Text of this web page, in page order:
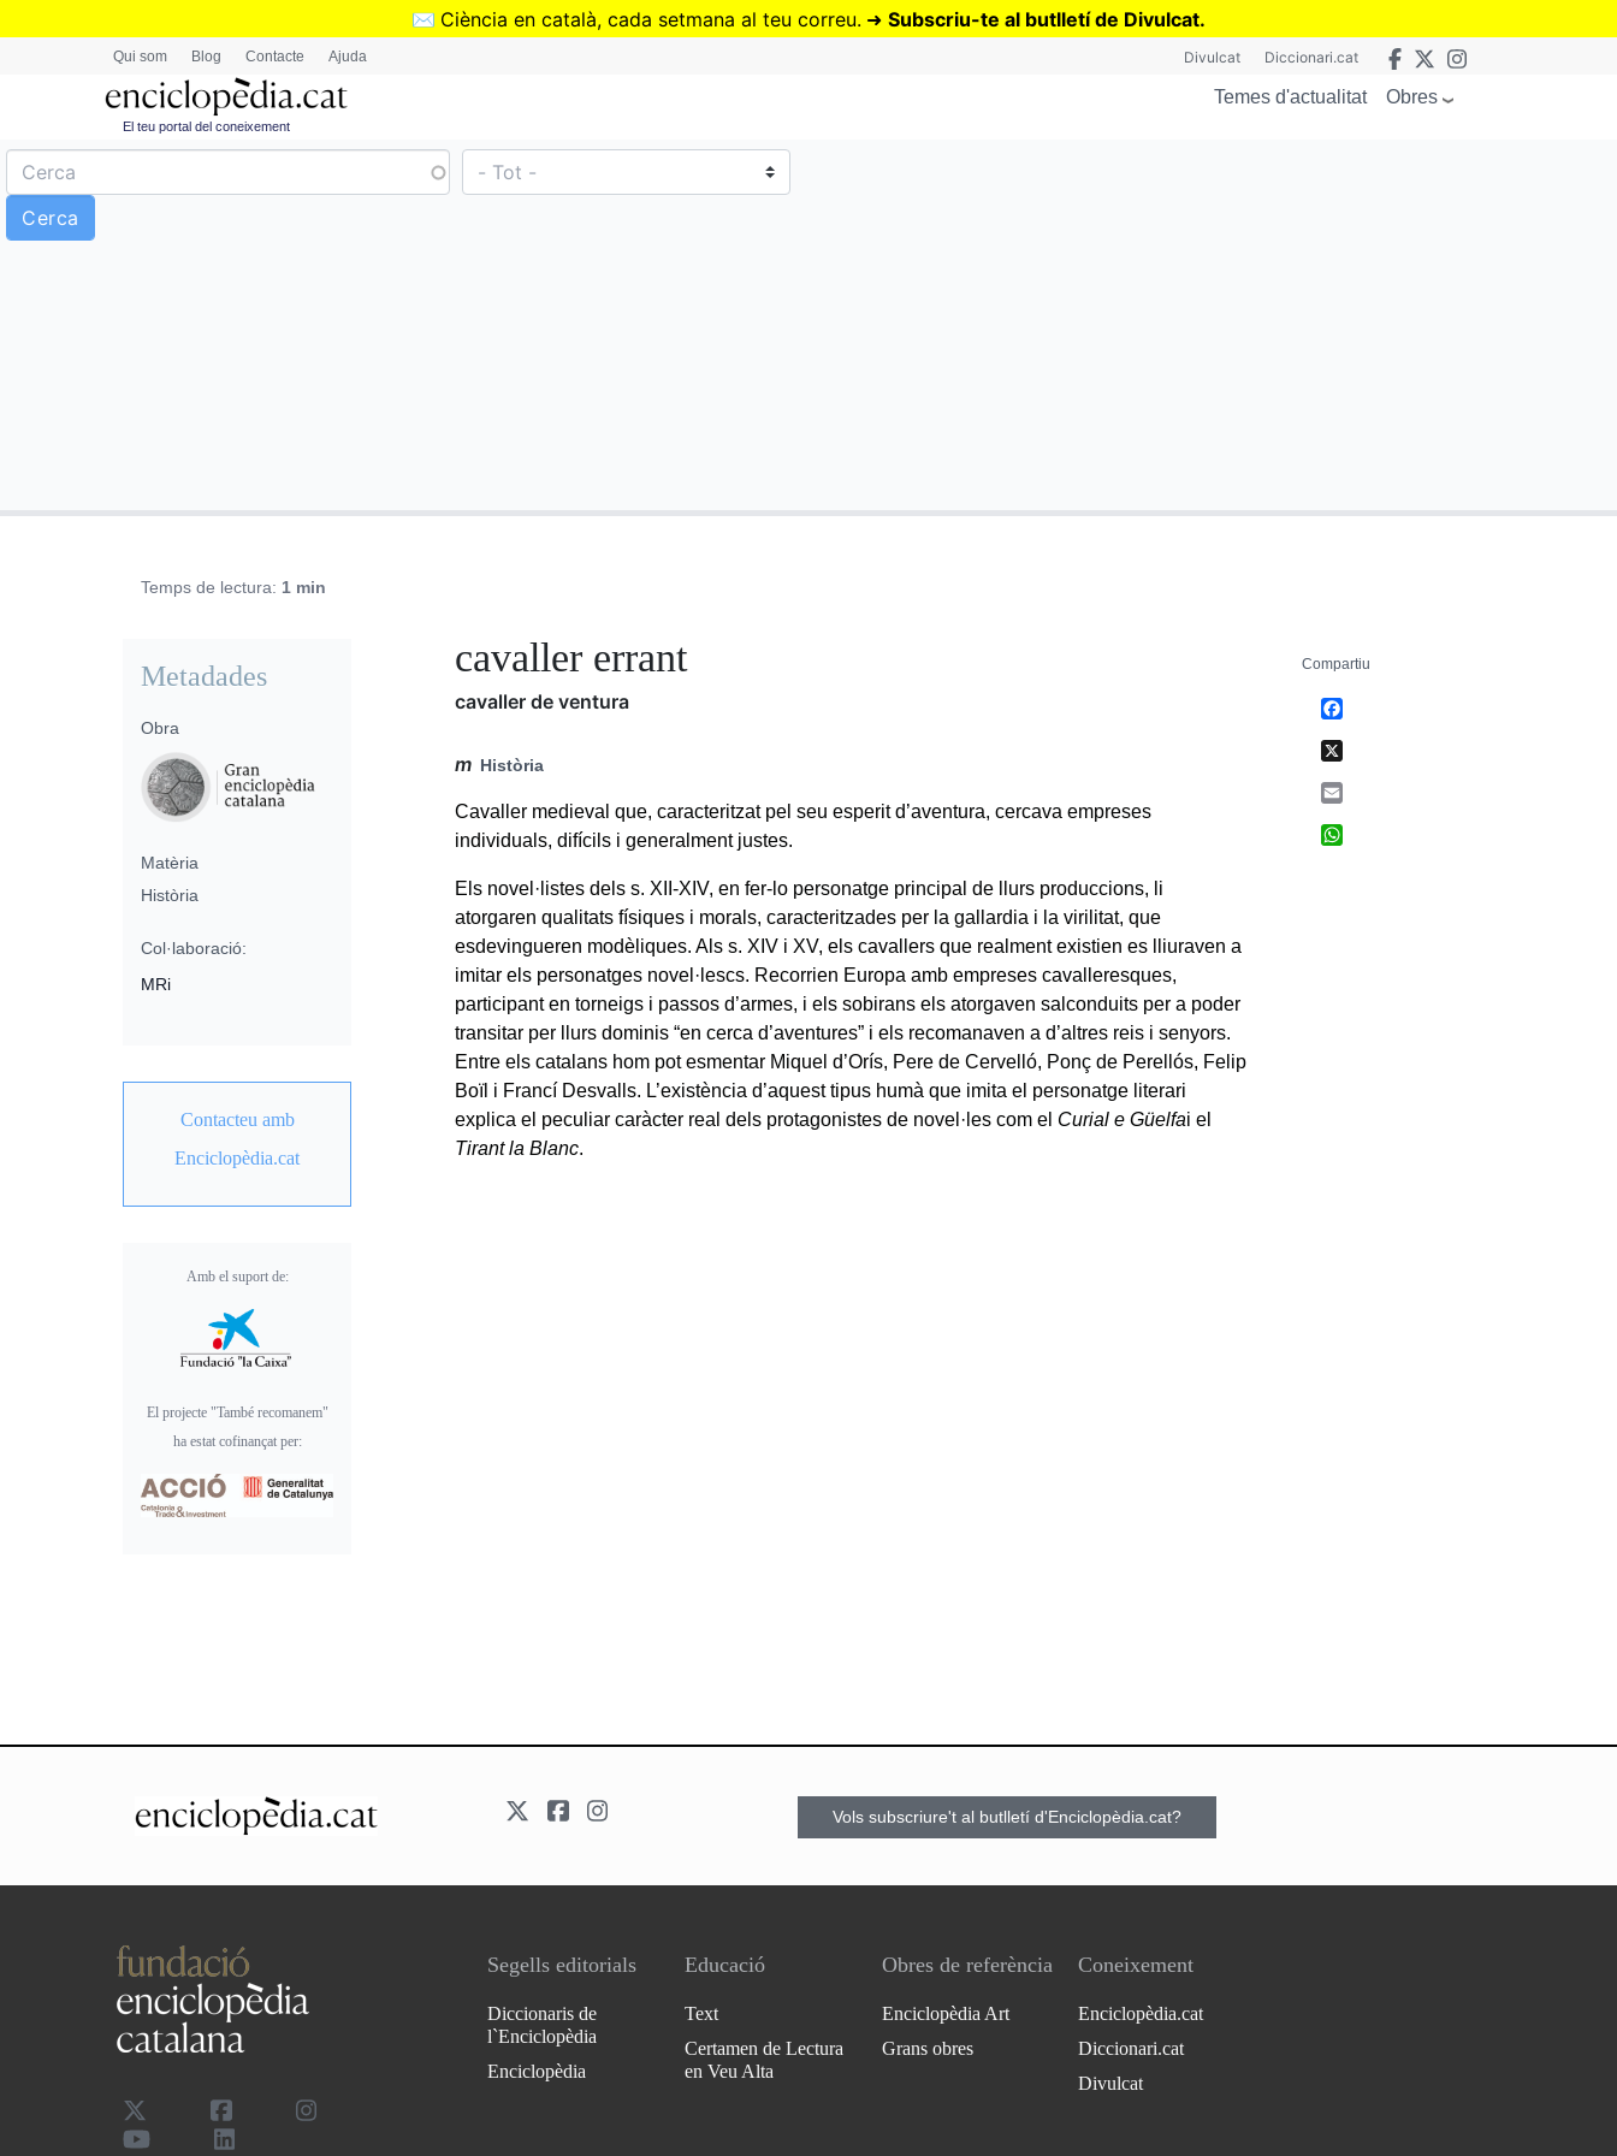
Vés
✉️ Ciència en català, cada setmana al teu correu. ➜ Subscriu-te al butlletí de Divulcat.
Qui som Blog Contacte Ajuda Divulcat Diccionari.cat
El teu portal del coneixement
Temes d'actualitat Obres
Temps de lectura: 1 min
cavaller errant
cavaller de ventura
m Història
Cavaller medieval que, caracteritzat pel seu esperit d’aventura, cercava empreses
individuals, difícils i generalment justes.
Els novel·listes dels s. XII-XIV, en fer-lo personatge principal de llurs produccions, li
atorgaren qualitats físiques i morals, caracteritzades per la gallardia i la virilitat, que
esdevingueren modèliques. Als s. XIV i XV, els cavallers que realment existien es lliuraven a
imitar els personatges novel·lescs. Recorrien Europa amb empreses cavalleresques,
participant en torneigs i passos d’armes, i els sobirans els atorgaven salconduits per a poder
transitar per llurs dominis “en cerca d’aventures” i els recomanaven a d’altres reis i senyors.
Entre els catalans hom pot esmentar Miquel d’Orís, Pere de Cervelló, Ponç de Perellós, Felip
Boïl i Francí Desvalls. L’existència d’aquest tipus humà que imita el personatge literari
explica el peculiar caràcter real dels protagonistes de novel·les com el Curial e Güelfai el
Tirant la Blanc.
Metadades
Obra
Matèria
Història
Col·laboració:
MRi
Contacteu amb
Enciclopèdia.cat
Amb el suport de:
El projecte "També recomanem"
ha estat cofinançat per:
Compartiu
Vols subscriure't al butlletí d'Enciclopèdia.cat?
Segells editorials
Diccionaris de
l`Enciclopèdia
Enciclopèdia
Educació
Text
Certamen de Lectura
en Veu Alta
Obres de referència
Enciclopèdia Art
Grans obres
Coneixement
Enciclopèdia.cat
Diccionari.cat
Divulcat